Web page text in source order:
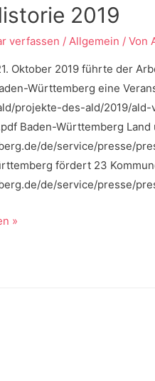
2019
verfassen /Allgemein / Von
Oktober 2019 führte der
Württemberg eine
projekte-des-ald/2019/
Baden-Württemberg
de/service/presse/
fördert 23
de/service/presse/
»